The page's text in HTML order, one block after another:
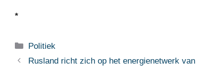
*
Categorieën
Politiek
Rusland richt zich op het energienetwerk van